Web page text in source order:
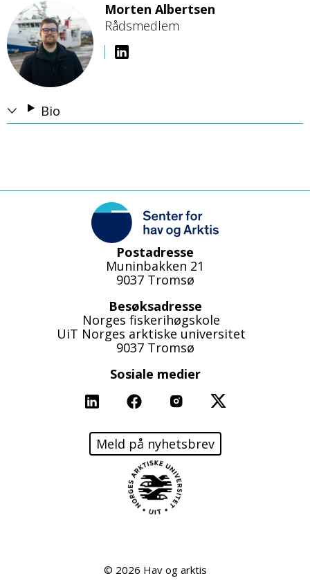
B
i
l
d
Morten Albertsen
Rådsmedlem
Bio
Postadresse
Muninbakken 21
9037 Tromsø
Besøksadresse
Norges fiskerihøgskole
UiT Norges arktiske universitet
9037 Tromsø
Sosiale medier
LinkedinFacebookInstagram
X
Meld på nyhetsbrev
© 2026 Hav og arktis